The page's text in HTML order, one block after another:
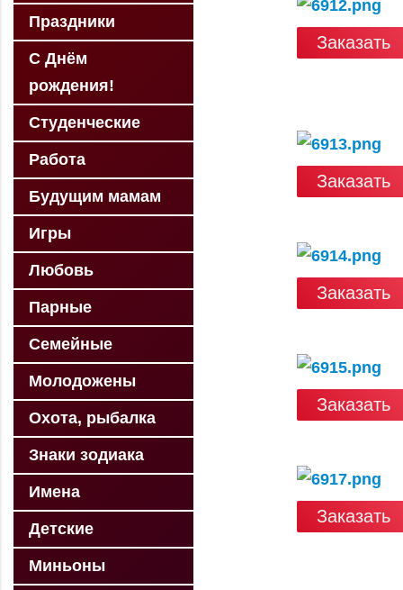
Праздники
С Днём
рождения!
Студенческие
Работа
Будущим мамам
Игры
Любовь
Парные
Семейные
Молодожены
Охота, рыбалка
Знаки зодиака
Имена
Детские
Миньоны
Заказать
Заказать
Заказать
Заказать
Заказать